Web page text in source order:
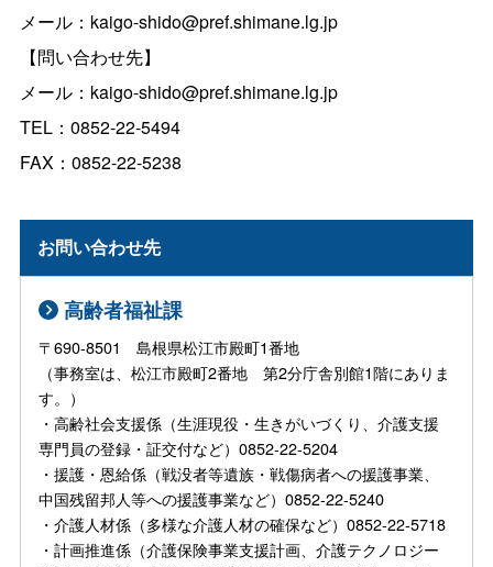
メール：kaigo-shido@pref.shimane.lg.jp
【問い合わせ先】
メール：kaigo-shido@pref.shimane.lg.jp
TEL：0852-22-5494
FAX：0852-22-5238
お問い合わせ先
高齢者福祉課
〒690-8501 島根県松江市殿町1番地
（事務室は、松江市殿町2番地 第2分庁舎別館1階にありま
す。）
・高齢社会支援係（生涯現役・生きがいづくり、介護支援
専門員の登録・証交付など）0852-22-5204
・援護・恩給係（戦没者等遺族・戦傷病者への援護事業、
中国残留邦人等への援護事業など）0852-22-5240
・介護人材係（多様な介護人材の確保など）0852-22-5718
・計画推進係（介護保険事業支援計画、介護テクノロジー